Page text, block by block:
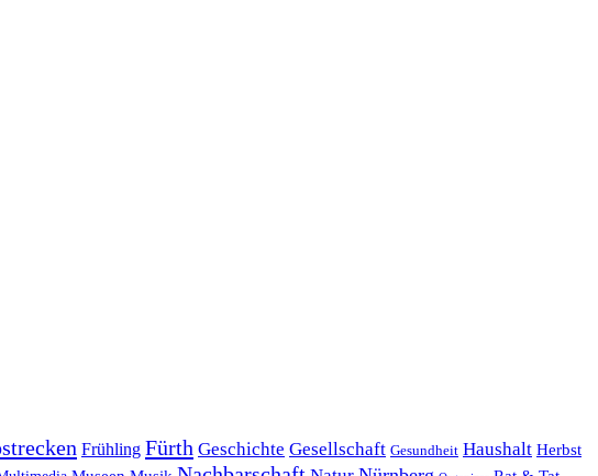
Frühling Fürth Geschichte Gesellschaft Gesundheit Haushalt Herbst